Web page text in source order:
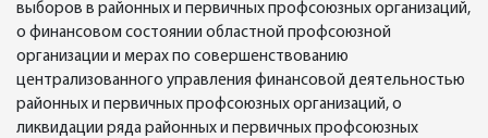
выборов в районных и первичных профсоюзных организаций,
о финансовом состоянии областной профсоюзной
организации и мерах по совершенствованию
централизованного управления финансовой деятельностью
районных и первичных профсоюзных организаций, о
ликвидации ряда районных и первичных профсоюзных